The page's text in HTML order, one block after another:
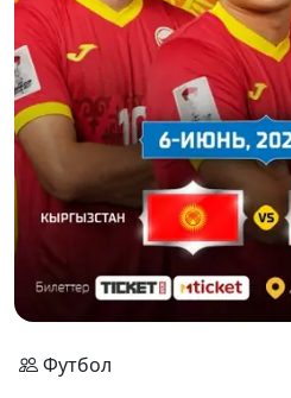
Футбол